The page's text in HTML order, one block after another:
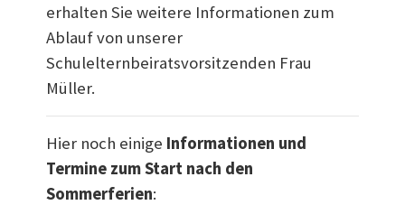
erhalten Sie weitere Informationen zum
Ablauf von unserer
Schulelternbeiratsvorsitzenden Frau
Müller.
Hier noch einige Informationen und
Termine zum Start nach den
Sommerferien: